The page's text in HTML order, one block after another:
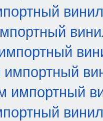
винил
импортный
винил